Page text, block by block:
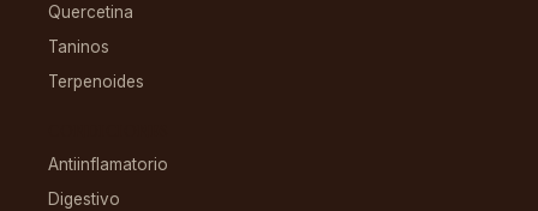
Quercetina
Taninos
Terpenoides
Antiinflamatorio
Digestivo